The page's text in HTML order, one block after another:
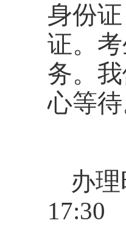
身份
证。
务。
心等待
办
17:30